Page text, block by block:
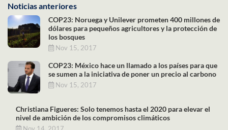
Noticias anteriores
COP23: Noruega y Unilever prometen 400 millones de
dólares para pequeños agricultores y la protección de
los bosques
Nov 15, 2017
COP23: México hace un llamado a los países para que
se sumen a la iniciativa de poner un precio al carbono
Nov 15, 2017
Christiana Figueres: Solo tenemos hasta el 2020 para elevar el
nivel de ambición de los compromisos climáticos
Nov 14, 2017